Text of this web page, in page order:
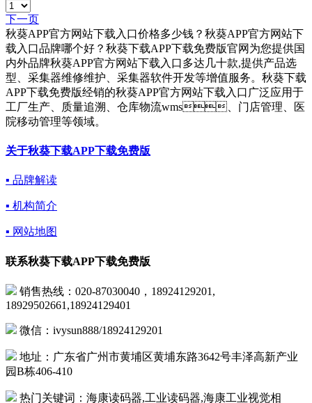
下一页
秋葵APP官方网站下载入口价格多少钱？秋葵APP官方网站下
载入口品牌哪个好？秋葵下载APP下载免费版官网为您提供国
内外品牌秋葵APP官方网站下载入口多达几十款,提供产品选
型、采集器维修维护、采集器软件开发等增值服务。秋葵下载
APP下载免费版经销的秋葵APP官方网站下载入口广泛应用于
工厂生产、质量追溯、仓库物流wms、门店管理、医
院移动管理等领域。
关于秋葵下载APP下载免费版
▪ 品牌解读
▪ 机构简介
▪ 网站地图
联系秋葵下载APP下载免费版
销售热线：020-87030040，18924129201,
18929502661,18924129401
微信：ivysun888/18924129201
地址：广东省广州市黄埔区黄埔东路3642号丰泽高新产业
园B栋406-410
热门关键词：海康读码器,工业读码器,海康工业视觉相